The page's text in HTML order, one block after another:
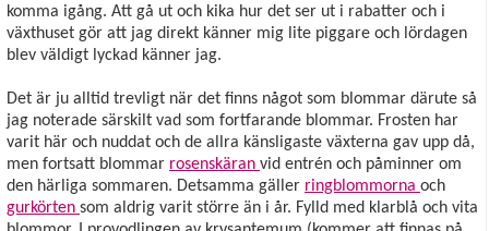
komma igång. Att gå ut och kika hur det ser ut i rabatter och i
växthuset gör att jag direkt känner mig lite piggare och lördagen
blev väldigt lyckad känner jag.
Det är ju alltid trevligt när det finns något som blommar därute så
jag noterade särskilt vad som fortfarande blommar. Frosten har
varit här och nuddat och de allra känsligaste växterna gav upp då,
men fortsatt blommar rosenskäran vid entrén och påminner om
den härliga sommaren. Detsamma gäller ringblommorna och
gurkörten som aldrig varit större än i år. Fylld med klarblå och vita